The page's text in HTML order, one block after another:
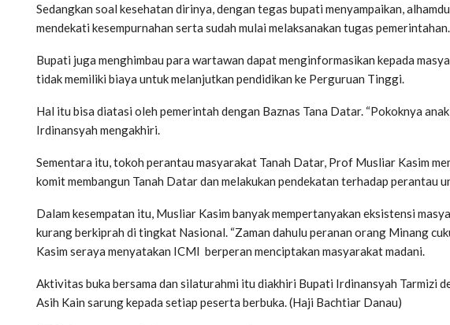
Sedangkan soal kesehatan dirinya, dengan tegas bupati menyampaikan,
mendekati kesempurnahan serta sudah mulai melaksanakan tugas pemerintahan.
Bupati juga menghimbau para wartawan dapat menginformasikan kepada
tidak memiliki biaya untuk melanjutkan pendidikan ke Perguruan Tinggi.
Hal itu bisa diatasi oleh pemerintah dengan Baznas Tana Datar. “Pokoknya
Irdinansyah mengakhiri.
Sementara itu, tokoh perantau masyarakat Tanah Datar, Prof Musliar Kasim
komit membangun Tanah Datar dan melakukan pendekatan terhadap perantau
Dalam kesempatan itu, Musliar Kasim banyak mempertanyakan eksistensi
kurang berkiprah di tingkat Nasional. “Zaman dahulu peranan orang Minang
Kasim seraya menyatakan ICMI berperan menciptakan masyarakat madani.
Aktivitas buka bersama dan silaturahmi itu diakhiri Bupati Irdinansyah Tarmizi
Asih Kain sarung kepada setiap peserta berbuka. (Haji Bachtiar Danau)